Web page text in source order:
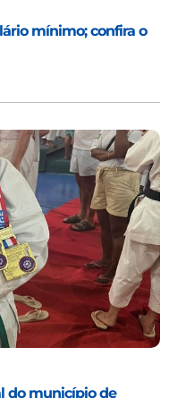
mínimo; confira o
do município de